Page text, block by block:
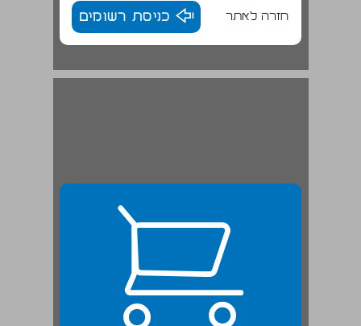
חזרה לאתר כניסת רשומים